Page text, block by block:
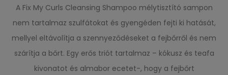
A Fix My Curls Cleansing Shampoo mélytisztító sampon
nem tartalmaz szulfátokat és gyengéden fejti ki hatását,
mellyel eltávolítja a szennyeződéseket a fejbőrről és nem
szárítja a bőrt. Egy erős triót tartalmaz – kókusz és teafa
kivonatot és almabor ecetet-, hogy a fejbőrt